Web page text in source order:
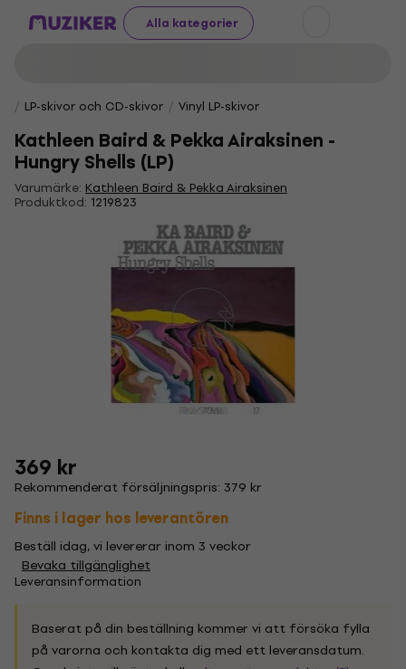
Alla kategorier
LP-skivor och CD-skivor Vinyl LP-skivor
Kathleen Baird & Pekka Airaksinen -
Hungry Shells (LP)
Varumärke: Kathleen Baird & Pekka Airaksinen
Produktkod: 1219823
369 kr
Rekommenderat försäljningspris: 379 kr
Finns i lager hos leverantören
Beställ idag, vi levererar inom 3 veckor
Bevaka tillgänglighet
Leveransinformation
Baserat på din beställning kommer vi att försöka fylla
på varorna och kontakta dig med ett leveransdatum.